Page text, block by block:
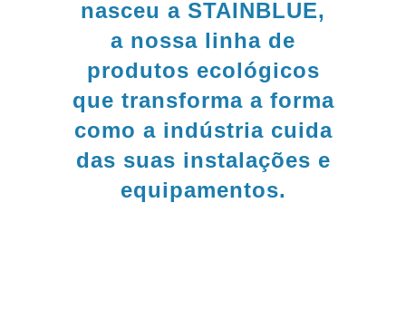
nasceu a STAINBLUE,
a nossa linha de
produtos ecológicos
que transforma a forma
como a indústria cuida
das suas instalações e
equipamentos.